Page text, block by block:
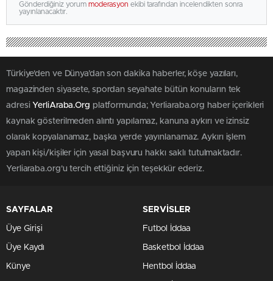
Gönderdiğiniz yorum moderasyon ekibi tarafından incelendikten sonra
yayınlanacaktır.
Türkiye'den ve Dünya’dan son dakika haberler, köşe yazıları,
magazinden siyasete, spordan seyahate bütün konuların tek
adresi YerliAraba.Org platformunda; Yerliaraba.org haber içerikleri
kaynak gösterilmeden alıntı yapılamaz, kanuna aykırı ve izinsiz
olarak kopyalanamaz, başka yerde yayınlanamaz. Aykırı işlem
yapan kişi/kişiler için yasal başvuru hakkı saklı tutulmaktadır.
Yerliaraba.org'u tercih ettiğiniz için teşekkür ederiz.
SAYFALAR
Üye Girişi
Üye Kaydı
Künye
SERVİSLER
Futbol İddaa
Basketbol İddaa
Hentbol İddaa